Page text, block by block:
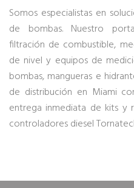
Somos especialistas en
de bombas. Nuestro
filtración de combustible,
de nivel y equipos de
bombas, mangueras e
de distribución en Miami
entrega inmediata de kits y
controladores diesel